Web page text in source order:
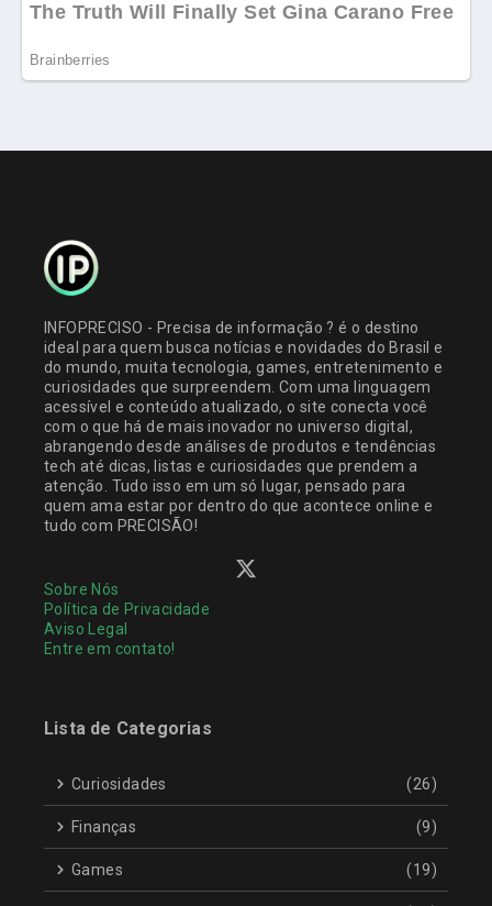
INFOPRECISO - Precisa de informação ? é o destino
ideal para quem busca notícias e novidades do Brasil e
do mundo, muita tecnologia, games, entretenimento e
curiosidades que surpreendem. Com uma linguagem
acessível e conteúdo atualizado, o site conecta você
com o que há de mais inovador no universo digital,
abrangendo desde análises de produtos e tendências
tech até dicas, listas e curiosidades que prendem a
atenção. Tudo isso em um só lugar, pensado para
quem ama estar por dentro do que acontece online e
tudo com PRECISÃO!
Sobre Nós
Política de Privacidade
Aviso Legal
Entre em contato!
Lista de Categorias
Curiosidades (26)
Finanças (9)
Games (19)